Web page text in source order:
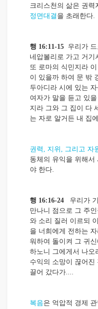
크리스천의 삶은 권력
정면대결 을 초래한다.
행 16:11-15 우리가
네압볼리로 가고 거
또 로마의 식민지라
이 있을까 하여 문 밖
두아디라 시에 있는
여자가 말을 듣고 있
지라 그와 그 집이 다
는 자로 알거든 내 집
권력, 지위, 그리고 자
동체의 유익을 위해서
야 한다.
행 16:16-24 우리가
만나니 점으로 그 주
와 소리 질러 이르되
을 너희에게 전하는
워하여 돌이켜 그 귀
하노니 그에게서 나오
수익의 소망이 끊어
끌어 갔다가....
복음은 억압적 경제 관